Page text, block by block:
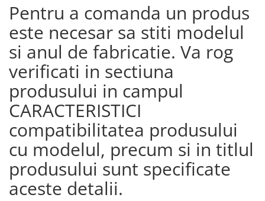
Pentru a comanda un produs
este necesar sa stiti modelul
si anul de fabricatie. Va rog
verificati in sectiuna
produsului in campul
CARACTERISTICI
compatibilitatea produsului
cu modelul, precum si in titlul
produsului sunt specificate
aceste detalii.